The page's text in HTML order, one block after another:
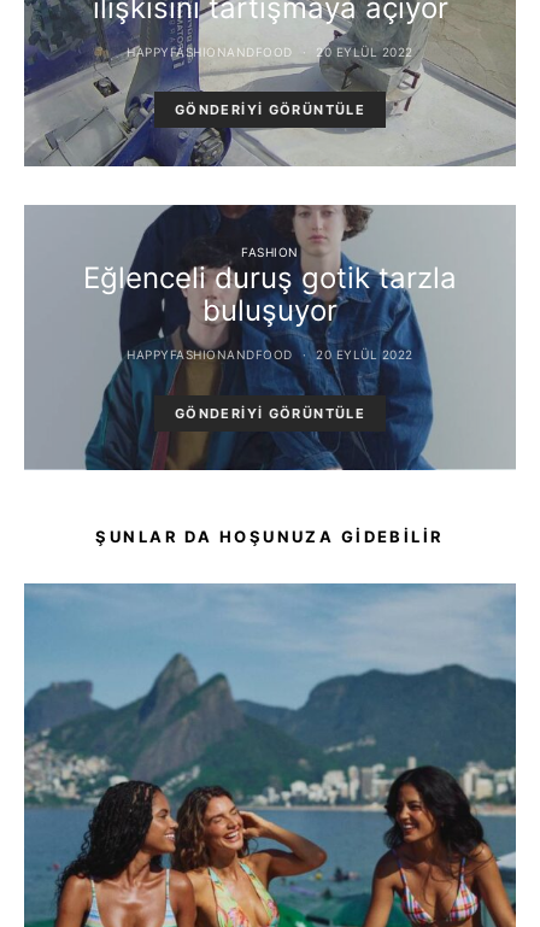
ilişkisini tartışmaya açıyor
HAPPYFASHIONANDFOOD 20 EYLÜL 2022
GÖNDERIYI GÖRÜNTÜLE
FASHION
Eğlenceli duruş gotik tarzla
buluşuyor
HAPPYFASHIONANDFOOD 20 EYLÜL 2022
GÖNDERIYI GÖRÜNTÜLE
ŞUNLAR DA HOŞUNUZA GIDEBILIR